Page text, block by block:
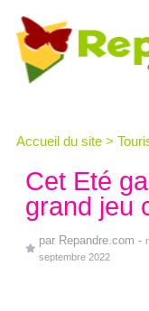
Accueil du site >
Cet Eté
grand jeu
par Repandre.com -
septembre 2022